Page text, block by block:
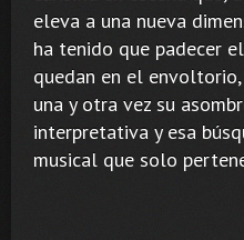
eleva a una nueva
ha tenido que padecer
quedan en el
una y otra vez su
interpretativa y esa
musical que solo